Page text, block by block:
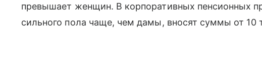
превышает женщин. В корпоративных пенсионных
сильного пола чаще, чем дамы, вносят суммы от 10